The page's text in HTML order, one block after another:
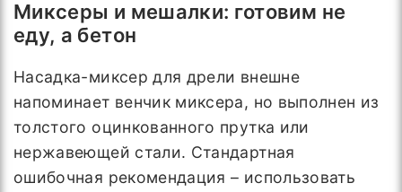
Миксеры и мешалки: готовим не
еду, а бетон
Насадка-миксер для дрели внешне
напоминает венчик миксера, но выполнен из
толстого оцинкованного прутка или
нержавеющей стали. Стандартная
ошибочная рекомендация – использовать